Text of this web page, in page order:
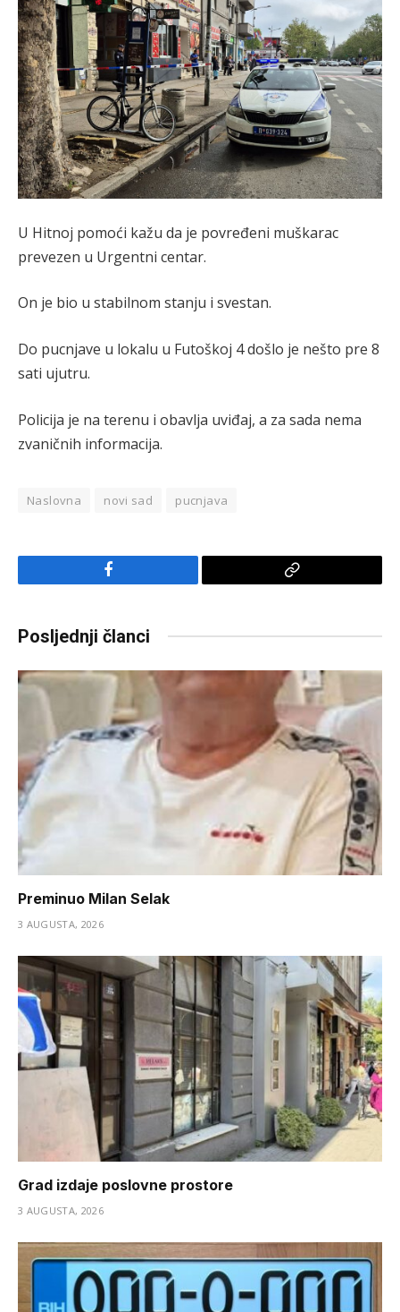
U Hitnoj pomoći kažu da je povređeni muškarac
prevezen u Urgentni centar.
On je bio u stabilnom stanju i svestan.
Do pucnjave u lokalu u Futoškoj 4 došlo je nešto pre 8
sati ujutru.
Policija je na terenu i obavlja uviđaj, a za sada nema
zvaničnih informacija.
Naslovna novi sad pucnjava
Facebook
Copy
Posljednji članci
Preminuo Milan Selak
3 AUGUSTA, 2026
Grad izdaje poslovne prostore
3 AUGUSTA, 2026